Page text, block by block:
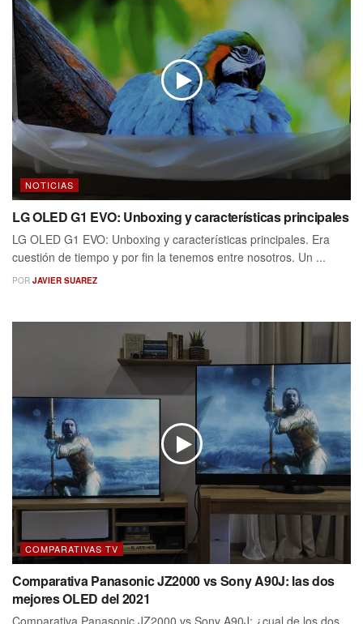
NOTICIAS
LG OLED G1 EVO: Unboxing y características principales
LG OLED G1 EVO: Unboxing y características principales. Era
cuestión de tiempo y por fin la tenemos entre nosotros. Un ...
POR JAVIER SUAREZ
COMPARATIVAS TV
Comparativa Panasonic JZ2000 vs Sony A90J: las dos
mejores OLED del 2021